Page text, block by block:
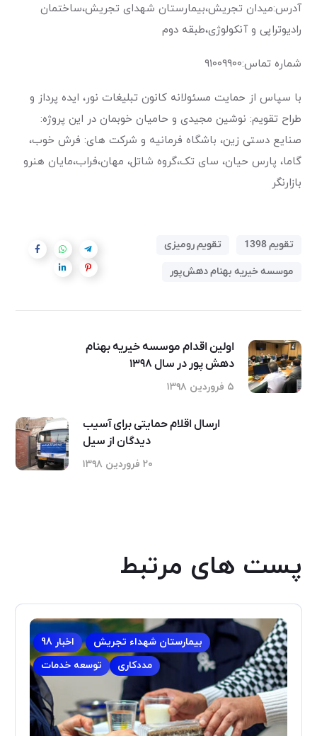
آدرس:میدان تجریش،بیمارستان شهدای تجریش،ساختمان
رادیوتراپی و آنکولوژی،طبقه دوم
شماره تماس:۹۱۰۰۹۹۰۰
با سپاس از حمایت مسئولانه کانون تبلیغات نور، ایده پرداز و
طراح تقویم: نوشین مجیدی و حامیان خوبمان در این پروژه:
صنایع دستی زین، باشگاه فرمانیه و شرکت های: فرش خوب،
گاما، پارس حیان، سای تک،گروه شاتل، مهان،فراب،مایان هنرو
بازارنگر
تقویم 1398
تقویم رومیزی
موسسه خیریه بهنام دهش‌پور
اولین اقدام موسسه خیریه بهنام
دهش پور در سال ۱۳۹۸
۵ فروردین ۱۳۹۸
ارسال اقلام حمایتی برای آسیب
دیدگان از سیل
۲۰ فروردین ۱۳۹۸
پست های مرتبط
اخبار 98
بیمارستان شهداء تجریش
توسعه خدمات
مددکاری